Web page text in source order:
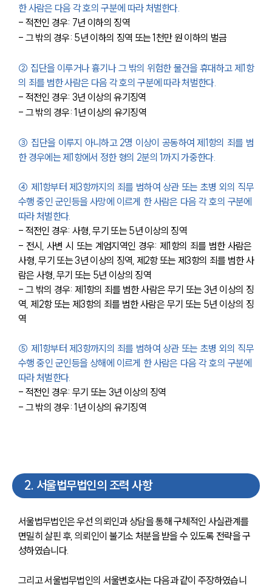
한 사람은 다음 각 호의 구분에 따라 처벌한다.
- 적전인 경우: 7년 이하의 징역
- 그 밖의 경우: 5년 이하의 징역 또는 1천만 원 이하의 벌금
② 집단을 이루거나 흉기나 그 밖의 위험한 물건을 휴대하고 제1항
의 죄를 범한 사람은 다음 각 호의 구분에 따라 처벌한다.
- 적전인 경우: 3년 이상의 유기징역
- 그 밖의 경우: 1년 이상의 유기징역
③ 집단을 이루지 아니하고 2명 이상이 공동하여 제1항의 죄를 범
한 경우에는 제1항에서 정한 형의 2분의 1까지 가중한다.
④ 제1항부터 제3항까지의 죄를 범하여 상관 또는 초병 외의 직무
수행 중인 군인등을 사망에 이르게 한 사람은 다음 각 호의 구분에
따라 처벌한다.
- 적전인 경우: 사형, 무기 또는 5년 이상의 징역
- 전시, 사변 시 또는 계엄지역인 경우: 제1항의 죄를 범한 사람은
사형, 무기 또는 3년 이상의 징역, 제2항 또는 제3항의 죄를 범한 사
람은 사형, 무기 또는 5년 이상의 징역
- 그 밖의 경우: 제1항의 죄를 범한 사람은 무기 또는 3년 이상의 징
역, 제2항 또는 제3항의 죄를 범한 사람은 무기 또는 5년 이상의 징
역
⑤ 제1항부터 제3항까지의 죄를 범하여 상관 또는 초병 외의 직무
수행 중인 군인등을 상해에 이르게 한 사람은 다음 각 호의 구분에
따라 처벌한다.
- 적전인 경우: 무기 또는 3년 이상의 징역
- 그 밖의 경우: 1년 이상의 유기징역
2. 서울법무법인의 조력 사항
서울법무법인은 우선 의뢰인과 상담을 통해 구체적인 사실관계를
면밀히 살핀 후, 의뢰인이 불기소 처분을 받을 수 있도록 전략을 구
성하였습니다.
그리고 서울법무법인의 서울변호사는 다음과 같이 주장하였습니